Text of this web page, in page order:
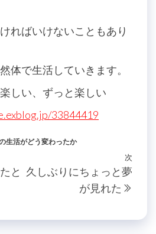
ればいけないこともあり
体で生活していきます。
しい、ずっと楽しい
33844419
生活がどう変わったか
と
次
次
久しぶりにちょっと夢
が見れた